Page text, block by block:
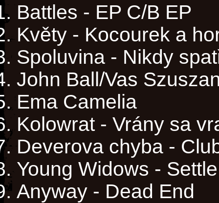
Battles - EP C/B EP
Květy - Kocourek a
Spoluvina - Nikdy
John Ball/Vas
Ema Camelia
Kolowrat - Vrány sa
Deverova chyba -
Young Widows -
Anyway - Dead End